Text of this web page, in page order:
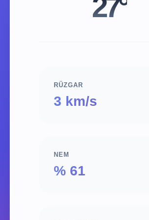
27°
RÜZGAR
3 km/s
NEM
% 61